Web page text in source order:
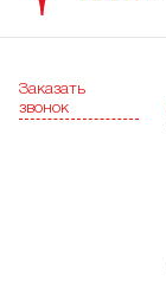
Заказать
звонок